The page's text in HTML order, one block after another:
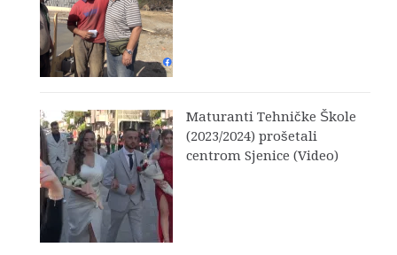
Maturanti Tehničke Škole
(2023/2024) prošetali
centrom Sjenice (Video)